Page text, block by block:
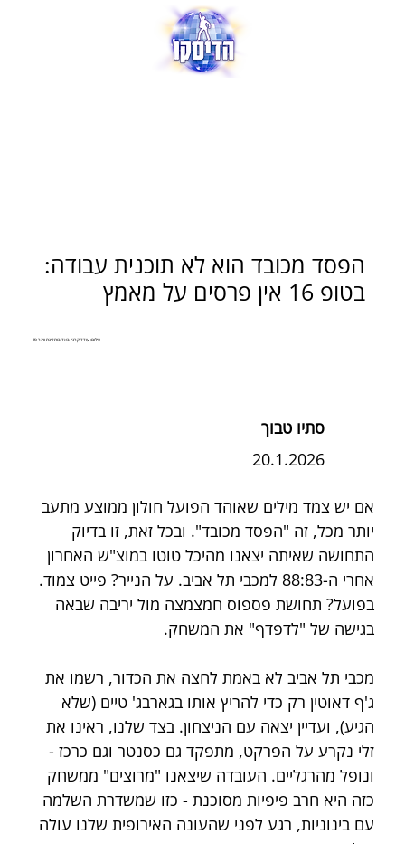
אם יש צמד מילים שאוהד הפועל חולון ממוצע מתעב
יותר מכל, זה "הפסד מכובד". ובכל זאת, זו בדיוק
התחושה שאיתה יצאנו מהיכל טוטו במוצ"ש האחרון
אחרי ה-88:83 למכבי תל אביב. על הנייר? פייט צמוד.
בפועל? תחושת פספוס חמצמצה מול יריבה שבאה
בגישה של "לדפדף" את המשחק.
מכבי תל אביב לא באמת לחצה את הכדור, רשמו את
ג'ף דאוטין רק כדי להריץ אותו בגארבג' טיים (שלא
הגיע), ועדיין יצאה עם הניצחון. בצד שלנו, ראינו את
זלי נקרע על הפרקט, מתפקד גם כסנטר וגם כרכז -
ונופל מהרגליים. העובדה שיצאנו "מרוצים" ממשחק
כזה היא חרב פיפיות מסוכנת - כזו שמשדרת השלמה
עם בינוניות, רגע לפני שהעונה האירופית שלנו עולה
סתיו טבוך
20.1.2026
צילום: עודד קרני, באדיבות ליגת ווינר סל
הפסד מכובד הוא לא תוכנית עבודה:
בטופ 16 אין פרסים על מאמץ